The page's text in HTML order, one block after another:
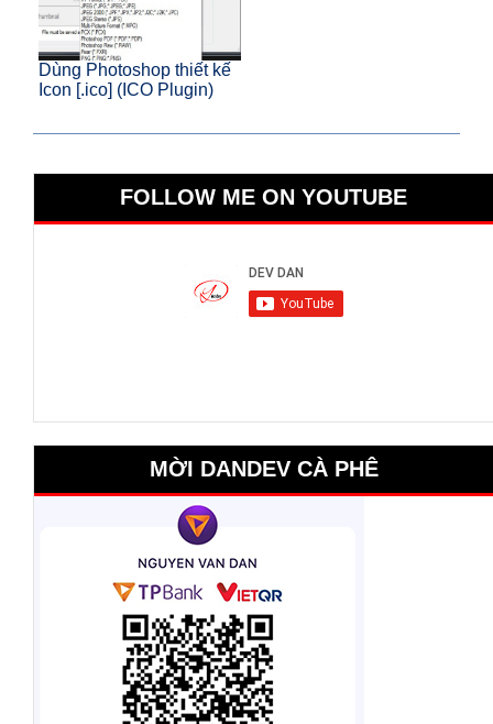
Dùng Photoshop thiết kế
Icon [.ico] (ICO Plugin)
FOLLOW ME ON YOUTUBE
MỜI DANDEV CÀ PHÊ